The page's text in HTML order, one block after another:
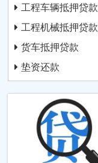
工程车辆抵押贷款
工程机械抵押贷款
货车抵押贷款
垫资还款